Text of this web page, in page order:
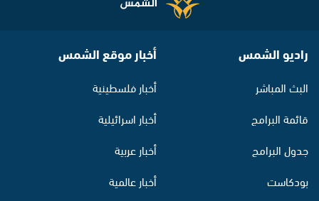
راديو الشمس
البث المباشر
قائمة البرامج
جدول البرامج
بودكاست
أخبار موقع الشمس
أخبار فلسطينية
أخبار اسرائيلية
أخبار عربية
أخبار عالمية